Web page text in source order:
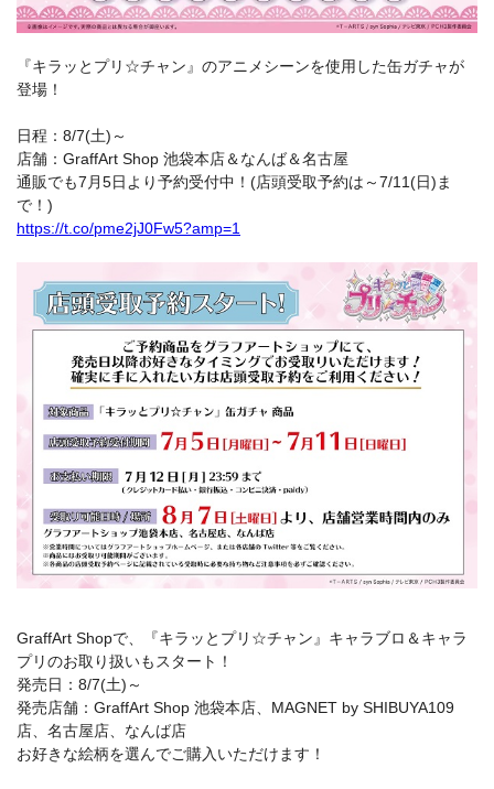
『キラッとプリ☆チャン』のアニメシーンを使用した缶ガチャが
登場！
日程：8/7(土)～
店舗：GraffArt Shop 池袋本店＆なんば＆名古屋
通販でも7月5日より予約受付中！(店頭受取予約は～7/11(日)ま
で！)
https://t.co/pme2jJ0Fw5?amp=1
GraffArt Shopで、『キラッとプリ☆チャン』キャラブロ＆キャラ
プリのお取り扱いもスタート！
発売日：8/7(土)～
発売店舗：GraffArt Shop 池袋本店、MAGNET by SHIBUYA109
店、名古屋店、なんば店
お好きな絵柄を選んでご購入いただけます！